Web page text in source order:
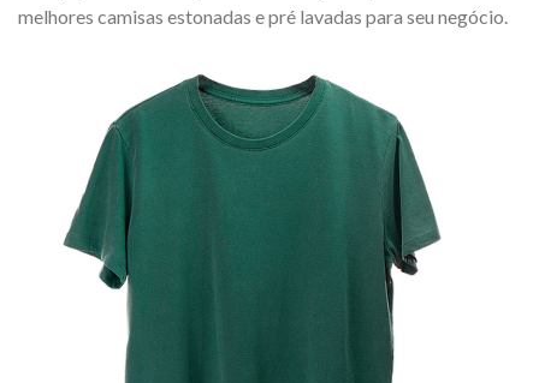
melhores camisas estonadas e pré lavadas para seu negócio.